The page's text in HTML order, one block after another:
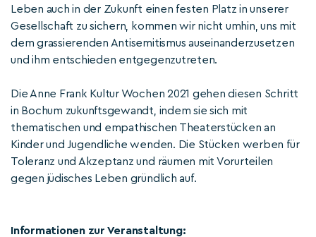
Leben auch in der Zukunft einen festen Platz in unserer
Gesellschaft zu sichern, kommen wir nicht umhin, uns mit
dem grassierenden Antisemitismus auseinanderzusetzen
und ihm entschieden entgegenzutreten.
Die Anne Frank Kultur Wochen 2021 gehen diesen Schritt
in Bochum zukunftsgewandt, indem sie sich mit
thematischen und empathischen Theaterstücken an
Kinder und Jugendliche wenden. Die Stücken werben für
Toleranz und Akzeptanz und räumen mit Vorurteilen
gegen jüdisches Leben gründlich auf.
Informationen zur Veranstaltung: